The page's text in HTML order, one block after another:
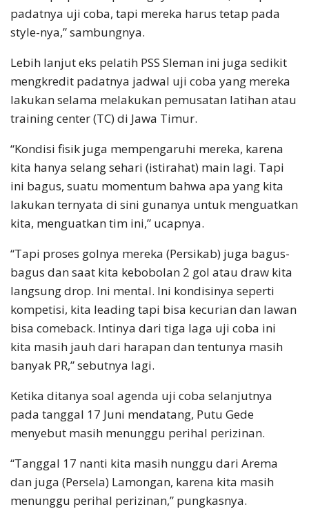
padatnya uji coba, tapi mereka harus tetap pada
style-nya,” sambungnya.
Lebih lanjut eks pelatih PSS Sleman ini juga sedikit
mengkredit padatnya jadwal uji coba yang mereka
lakukan selama melakukan pemusatan latihan atau
training center (TC) di Jawa Timur.
“Kondisi fisik juga mempengaruhi mereka, karena
kita hanya selang sehari (istirahat) main lagi. Tapi
ini bagus, suatu momentum bahwa apa yang kita
lakukan ternyata di sini gunanya untuk menguatkan
kita, menguatkan tim ini,” ucapnya.
“Tapi proses golnya mereka (Persikab) juga bagus-
bagus dan saat kita kebobolan 2 gol atau draw kita
langsung drop. Ini mental. Ini kondisinya seperti
kompetisi, kita leading tapi bisa kecurian dan lawan
bisa comeback. Intinya dari tiga laga uji coba ini
kita masih jauh dari harapan dan tentunya masih
banyak PR,” sebutnya lagi.
Ketika ditanya soal agenda uji coba selanjutnya
pada tanggal 17 Juni mendatang, Putu Gede
menyebut masih menunggu perihal perizinan.
“Tanggal 17 nanti kita masih nunggu dari Arema
dan juga (Persela) Lamongan, karena kita masih
menunggu perihal perizinan,” pungkasnya.